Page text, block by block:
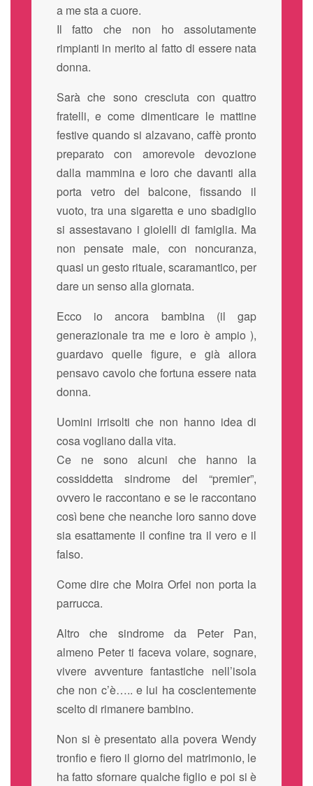
a me sta a cuore.
Il fatto che non ho assolutamente
rimpianti in merito al fatto di essere nata
donna.
Sarà che sono cresciuta con quattro
fratelli, e come dimenticare le mattine
festive quando si alzavano, caffè pronto
preparato con amorevole devozione
dalla mammina e loro che davanti alla
porta vetro del balcone, fissando il
vuoto, tra una sigaretta e uno sbadiglio
si assestavano i gioielli di famiglia. Ma
non pensate male, con noncuranza,
quasi un gesto rituale, scaramantico, per
dare un senso alla giornata.
Ecco io ancora bambina (il gap
generazionale tra me e loro è ampio ),
guardavo quelle figure, e già allora
pensavo cavolo che fortuna essere nata
donna.
Uomini irrisolti che non hanno idea di
cosa vogliano dalla vita.
Ce ne sono alcuni che hanno la
cossiddetta sindrome del “premier”,
ovvero le raccontano e se le raccontano
così bene che neanche loro sanno dove
sia esattamente il confine tra il vero e il
falso.
Come dire che Moira Orfei non porta la
parrucca.
Altro che sindrome da Peter Pan,
almeno Peter ti faceva volare, sognare,
vivere avventure fantastiche nell’isola
che non c’è….. e lui ha coscientemente
scelto di rimanere bambino.
Non si è presentato alla povera Wendy
tronfio e fiero il giorno del matrimonio, le
ha fatto sfornare qualche figlio e poi si è